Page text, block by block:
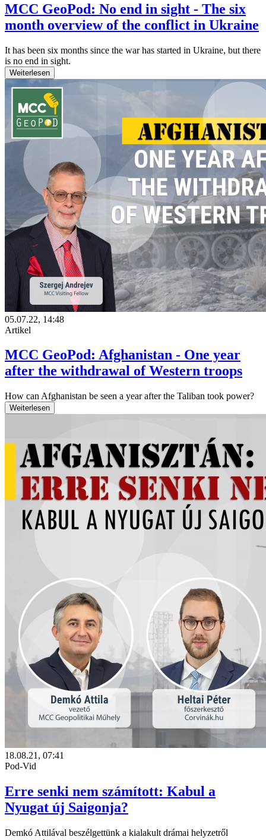
MCC GeoPod: No end in sight - The six
month overview of the conflict in Ukraine
It has been six months since the war has started in Ukraine, but there
is no end in sight.
Weiterlesen
05.07.22, 14:48
Artikel
MCC GeoPod: Afghanistan - One year
after the withdrawal of Western troops
How can Afghanistan be seen a year after the Taliban took power?
Weiterlesen
18.08.21, 07:41
Pod-Vid
Erre senki nem számított: Kabul a
Nyugat új Saigonja?
Demkó Attilával beszélgettünk a kialakult drámai helyzetről